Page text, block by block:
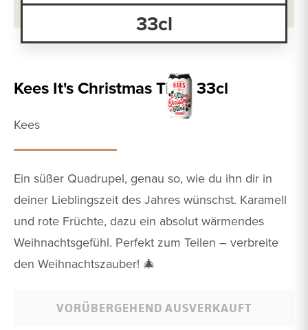
Kees It's Christmas Time 33cl
Kees
Ein süßer Quadrupel, genau so, wie du ihn dir in
deiner Lieblingszeit des Jahres wünschst. Karamell
und rote Früchte, dazu ein absolut wärmendes
Weihnachtsgefühl. Perfekt zum Teilen – verbreite
den Weihnachtszauber! 🎄
VORÜBERGEHEND AUSVERKAUFT
33cl